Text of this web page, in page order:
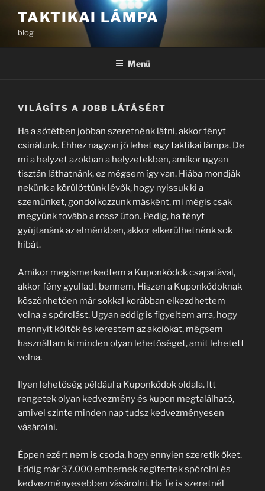
TAKTIKAI LÁMPA
blog
Menü
VILÁGÍTS A JOBB LÁTÁSÉRT
Ha a sötétben jobban szeretnénk látni, akkor fényt
csinálunk. Ehhez nagyon jó lehet egy taktikai lámpa. De
mi a helyzet azokban a helyzetekben, amikor ugyan
tisztán láthatnánk, ez mégsem így van. Hiába mondják
nekünk a körülöttünk lévők, hogy nyissuk ki a
szemünket, gondolkozzunk másként, mi mégis csak
megyünk tovább a rossz úton. Pedig, ha fényt
gyújtanánk az elménkben, akkor elkerülhetnénk sok
hibát.
Amikor megismerkedtem a Kuponkódok csapatával,
akkor fény gyulladt bennem. Hiszen a Kuponkódoknak
köszönhetően már sokkal korábban elkezdhettem
volna a spórolást. Ugyan eddig is figyeltem arra, hogy
mennyit költök és kerestem az akciókat, mégsem
használtam ki minden olyan lehetőséget, amit lehetett
volna.
Ilyen lehetőség például a Kuponkódok oldala. Itt
rengetek olyan kedvezmény és kupon megtalálható,
amivel szinte minden nap tudsz kedvezményesen
vásárolni.
Éppen ezért nem is csoda, hogy ennyien szeretik őket.
Eddig már 37.000 embernek segítettek spórolni és
kedvezményesebben vásárolni. Ha Te is szeretnél